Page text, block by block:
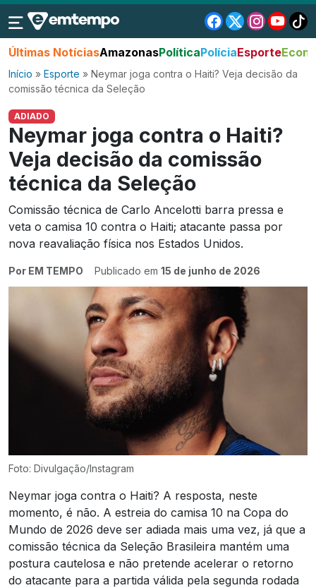
Últimas NotíciasAmazonasPolíticaPolíciaEsporte
Início » Esporte » Neymar joga contra o Haiti? Veja decisão da
comissão técnica da Seleção
ADIADO
Neymar joga contra o Haiti?
Veja decisão da comissão
técnica da Seleção
Comissão técnica de Carlo Ancelotti barra pressa e
veta o camisa 10 contra o Haiti; atacante passa por
nova reavaliação física nos Estados Unidos.
Por EM TEMPO Publicado em 15 de junho de 2026
Foto: Divulgação/Instagram
Neymar joga contra o Haiti? A resposta, neste
momento, é não. A estreia do camisa 10 na Copa do
Mundo de 2026 deve ser adiada mais uma vez, já que a
comissão técnica da Seleção Brasileira mantém uma
postura cautelosa e não pretende acelerar o retorno
do atacante para a partida válida pela segunda rodada